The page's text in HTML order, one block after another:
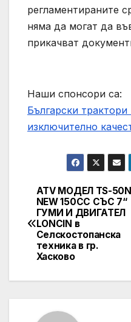
регламентираните
няма да могат да
прикачват
Наши спонсори са:
Български
изключително
Post
navigation
ATV МОДЕЛ TS-50N
NEW 150CC СЪС 7“
ГУМИ И ДВИГАТЕЛ
LONCIN в
Селскостопанска
техника в гр.
Хасково